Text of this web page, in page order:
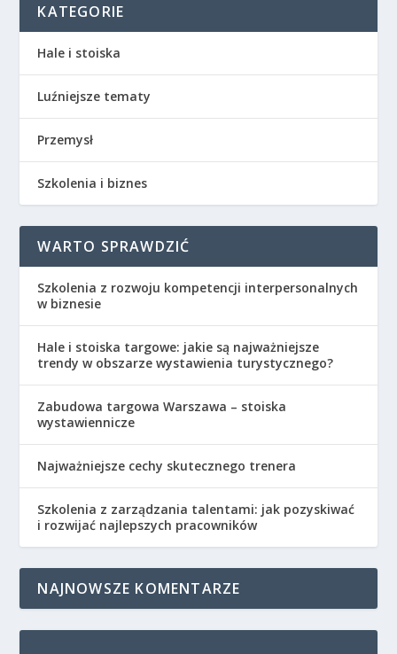
KATEGORIE
Hale i stoiska
Luźniejsze tematy
Przemysł
Szkolenia i biznes
WARTO SPRAWDZIĆ
Szkolenia z rozwoju kompetencji interpersonalnych
w biznesie
Hale i stoiska targowe: jakie są najważniejsze
trendy w obszarze wystawienia turystycznego?
Zabudowa targowa Warszawa – stoiska
wystawiennicze
Najważniejsze cechy skutecznego trenera
Szkolenia z zarządzania talentami: jak pozyskiwać
i rozwijać najlepszych pracowników
NAJNOWSZE KOMENTARZE